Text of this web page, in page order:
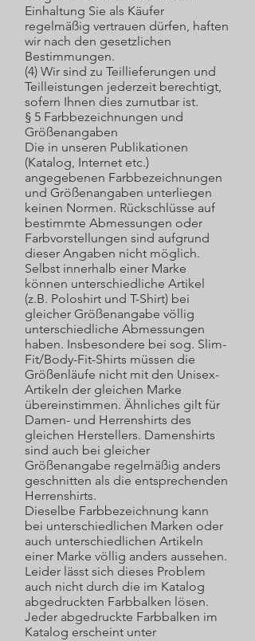
Einhaltung Sie als Käufer
regelmäßig vertrauen dürfen, haften
wir nach den gesetzlichen
Bestimmungen.
(4) Wir sind zu Teillieferungen und
Teilleistungen jederzeit berechtigt,
sofern Ihnen dies zumutbar ist.
§ 5 Farbbezeichnungen und
Größenangaben
Die in unseren Publikationen
(Katalog, Internet etc.)
angegebenen Farbbezeichnungen
und Größenangaben unterliegen
keinen Normen. Rückschlüsse auf
bestimmte Abmessungen oder
Farbvorstellungen sind aufgrund
dieser Angaben nicht möglich.
Selbst innerhalb einer Marke
können unterschiedliche Artikel
(z.B. Poloshirt und T-Shirt) bei
gleicher Größenangabe völlig
unterschiedliche Abmessungen
haben. Insbesondere bei sog. Slim-
Fit/Body-Fit-Shirts müssen die
Größenläufe nicht mit den Unisex-
Artikeln der gleichen Marke
übereinstimmen. Ähnliches gilt für
Damen- und Herrenshirts des
gleichen Herstellers. Damenshirts
sind auch bei gleicher
Größenangabe regelmäßig anders
geschnitten als die entsprechenden
Herrenshirts.
Dieselbe Farbbezeichnung kann
bei unterschiedlichen Marken oder
auch unterschiedlichen Artikeln
einer Marke völlig anders aussehen.
Leider lässt sich dieses Problem
auch nicht durch die im Katalog
abgedruckten Farbbalken lösen.
Jeder abgedruckte Farbbalken im
Katalog erscheint unter